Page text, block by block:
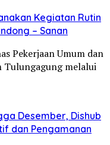
Kegiatan Rutin
– Sanan
Pekerjaan Umum dan
Tulungagung melalui
Desember, Dishub
dan Pengamanan